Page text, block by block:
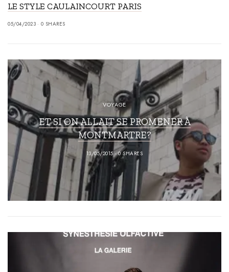
LE STYLE CAULAINCOURT PARIS
05/04/2023 0 SHARES
VOYAGE
ET SI ON ALLAIT SE PROMENER À
MONTMARTRE?
13/05/2015 0 SHARES